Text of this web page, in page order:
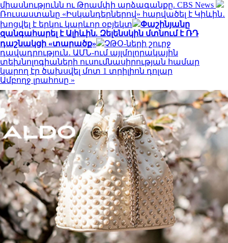
միասնությունն ու Թրամփի արձագանքը. CBS News
Ռուսաստանը «Իսկանդերներով» հարվածել է Կիևին․
խոցվել է երկու կարևոր օբյեկտ
Փաշինյանը
զանգահարել է Ալիևին. Զելենսկին մտնում է ՌԴ
դաշնակցի «տարածք»
ՉԹՕ-ների շուրջ
դավադրություն․ ԱՄՆ-ում այլմոլորակային
տեխնոլոգիաների ուսումնասիրության համար
կարող էր ծախսվել մոտ 1 տրիլիոն դոլար
Ամբողջ լրահոսը »